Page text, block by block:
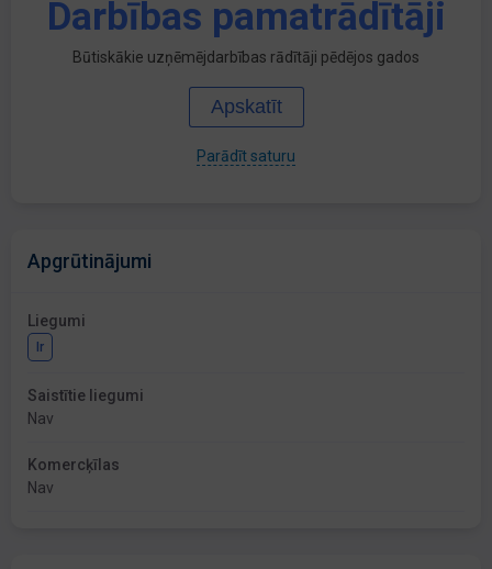
Darbības pamatrādītāji
Būtiskākie uzņēmējdarbības rādītāji pēdējos gados
Apskatīt
Parādīt saturu
Apgrūtinājumi
Liegumi
Ir
Saistītie liegumi
Nav
Komercķīlas
Nav